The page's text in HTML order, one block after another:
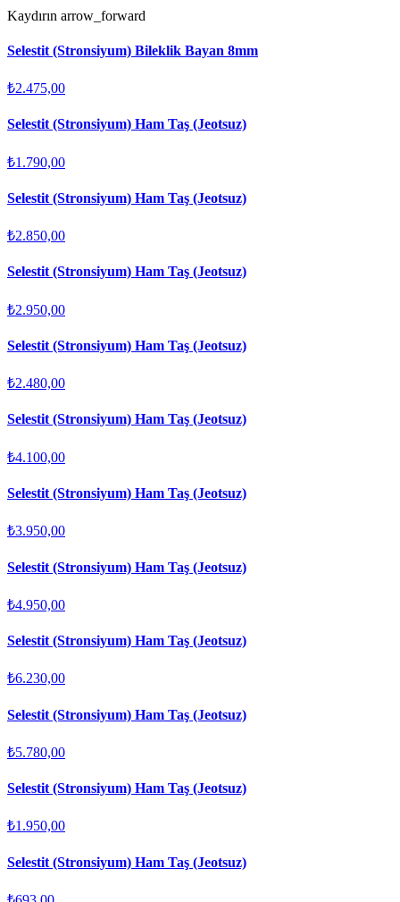
Kaydırın arrow_forward
Selestit (Stronsiyum) Bileklik Bayan 8mm
₺2.475,00
Selestit (Stronsiyum) Ham Taş (Jeotsuz)
₺1.790,00
Selestit (Stronsiyum) Ham Taş (Jeotsuz)
₺2.850,00
Selestit (Stronsiyum) Ham Taş (Jeotsuz)
₺2.950,00
Selestit (Stronsiyum) Ham Taş (Jeotsuz)
₺2.480,00
Selestit (Stronsiyum) Ham Taş (Jeotsuz)
₺4.100,00
Selestit (Stronsiyum) Ham Taş (Jeotsuz)
₺3.950,00
Selestit (Stronsiyum) Ham Taş (Jeotsuz)
₺4.950,00
Selestit (Stronsiyum) Ham Taş (Jeotsuz)
₺6.230,00
Selestit (Stronsiyum) Ham Taş (Jeotsuz)
₺5.780,00
Selestit (Stronsiyum) Ham Taş (Jeotsuz)
₺1.950,00
Selestit (Stronsiyum) Ham Taş (Jeotsuz)